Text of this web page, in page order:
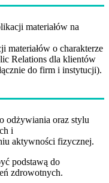
materiałów na
materiałów o charakterze
Relations dla klientów
do firm i instytucji).
odżywiania oraz stylu
i
aktywności fizycznej.
podstawą do
zdrowotnych.